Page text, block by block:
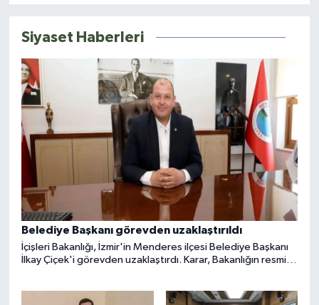
Siyaset Haberleri
Belediye Başkanı görevden uzaklaştırıldı
İçişleri Bakanlığı, İzmir'in Menderes ilçesi Belediye Başkanı
İlkay Çiçek'i görevden uzaklaştırdı. Karar, Bakanlığın resmi X